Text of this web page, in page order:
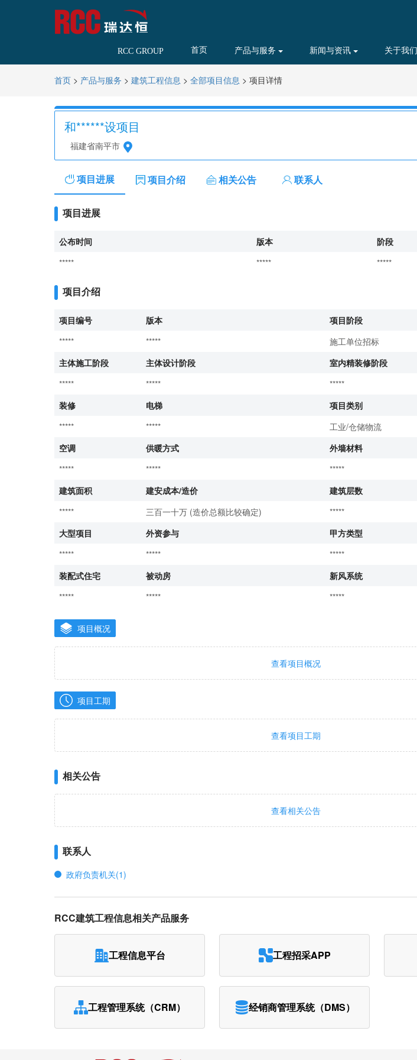
RCC GROUP 首页 产品与服务 新闻与资讯 关于我们
首页 > 产品与服务 > 建筑工程信息 > 全部项目信息 > 项目详情
和******设项目
福建省南平市
项目进展 项目介绍 相关公告 联系人
项目进展
公布时间 版本
阶段
*****
***** *****
项目介绍
项目编号 版本 项目阶段
*****
***** 施工单位招标
主体施工阶段
主体设计阶段
室内精装修阶段
*****
*****
*****
装修
电梯
项目类别
*****
*****
工业/仓储物流
空调
供暖方式 外墙材料
*****
***** *****
建筑面积
建安成本/造价 建筑层数
*****
三百一十万 (造价总额比较确定) *****
大型项目
外资参与 甲方类型
*****
***** *****
装配式住宅
被动房 新风系统
*****
***** *****
项目概况
查看项目概况
项目工期
查看项目工期
相关公告
查看相关公告
联系人
政府负责机关(1)
RCC建筑工程信息相关产品服务
工程信息平台 工程招采APP
工程管理系统（CRM） 经销商管理系统（DMS）